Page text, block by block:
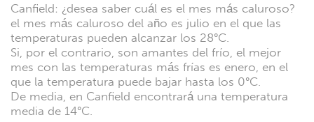
Canfield: ¿desea saber cuál es el mes más caluroso?
el mes más caluroso del año es julio en el que las
temperaturas pueden alcanzar los 28°C.
Si, por el contrario, son amantes del frío, el mejor
mes con las temperaturas más frías es enero, en el
que la temperatura puede bajar hasta los 0°C.
De media, en Canfield encontrará una temperatura
media de 14°C.